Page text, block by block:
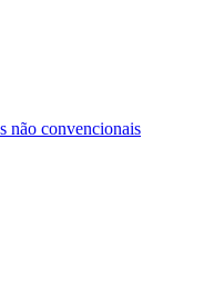
não convencionais